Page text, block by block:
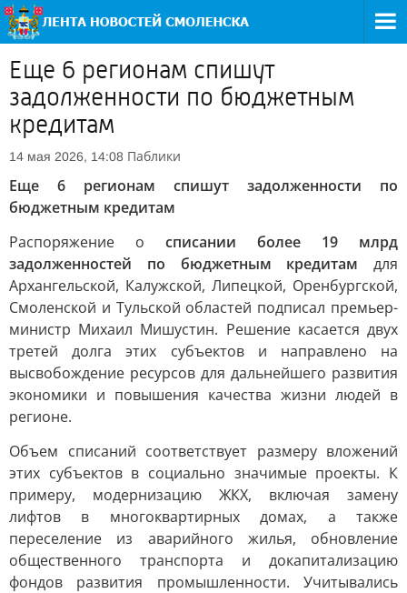
Еще 6 регионам спишут
задолженности по бюджетным
кредитам
14 мая 2026, 14:08 Паблики
Еще 6 регионам спишут задолженности по
бюджетным кредитам
Распоряжение о списании более 19 млрд
задолженностей по бюджетным кредитам для
Архангельской, Калужской, Липецкой, Оренбургской,
Смоленской и Тульской областей подписал премьер-
министр Михаил Мишустин. Решение касается двух
третей долга этих субъектов и направлено на
высвобождение ресурсов для дальнейшего развития
экономики и повышения качества жизни людей в
регионе.
Объем списаний соответствует размеру вложений
этих субъектов в социально значимые проекты. К
примеру, модернизацию ЖКХ, включая замену
лифтов в многоквартирных домах, а также
переселение из аварийного жилья, обновление
общественного транспорта и докапитализацию
фондов развития промышленности. Учитывались